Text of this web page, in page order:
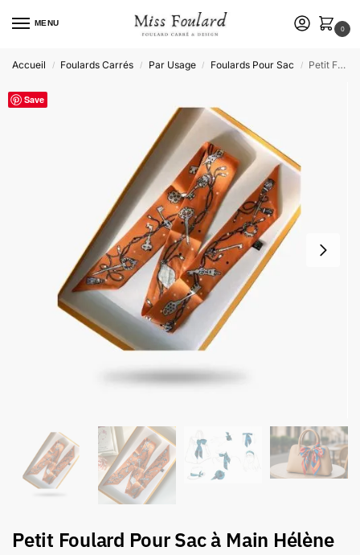
MENU
0
Accueil / Foulards Carrés / Par Usage / Foulards Pour Sac / Petit Foulard Pour Sac à Main Hélène
Save
Petit Foulard Pour Sac à Main Hélène